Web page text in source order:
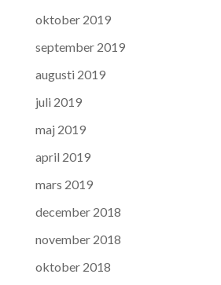
oktober 2019
september 2019
augusti 2019
juli 2019
maj 2019
april 2019
mars 2019
december 2018
november 2018
oktober 2018